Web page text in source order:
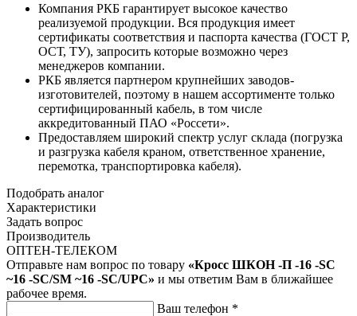
Компания РКБ гарантирует высокое качество
реализуемой продукции. Вся продукция имеет
сертификаты соответствия и паспорта качества (ГОСТ Р,
ОСТ, ТУ), запросить которые возможно через
менеджеров компании.
РКБ является партнером крупнейших заводов-
изготовителей, поэтому в нашем ассортименте только
сертифицированный кабель, в том числе
аккредитованный ПАО «Россети».
Предоставляем широкий спектр услуг склада (погрузка
и разгрузка кабеля краном, ответственное хранение,
перемотка, транспортировка кабеля).
Подобрать аналог
Характеристики
Задать вопрос
Производитель
ОПТЕН-ТЕЛЕКОМ
Отправьте нам вопрос по товару «Кросс ШКОН -П -16 -SC
~16 -SC/SM ~16 -SC/UPC» и мы ответим Вам в ближайшее
рабочее время.
Ваш телефон *